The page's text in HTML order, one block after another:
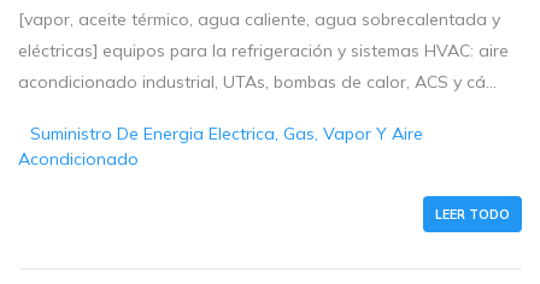
[vapor, aceite térmico, agua caliente, agua sobrecalentada y
eléctricas] equipos para la refrigeración y sistemas HVAC: aire
acondicionado industrial, UTAs, bombas de calor, ACS y cá...
Suministro De Energia Electrica, Gas, Vapor Y Aire
Acondicionado
LEER TODO